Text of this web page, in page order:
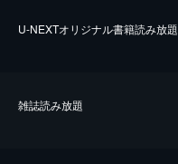
U-NEXTオリジナル書籍読み放題
雑誌読み放題